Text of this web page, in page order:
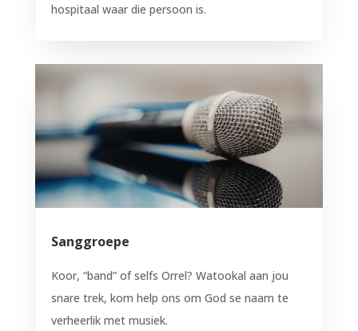
hospitaal waar die persoon is.
Sanggroepe
Koor, “band” of selfs Orrel? Watookal aan jou
snare trek, kom help ons om God se naam te
verheerlik met musiek.